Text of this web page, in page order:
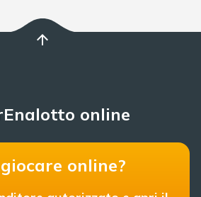
arrow_upward
online
online?